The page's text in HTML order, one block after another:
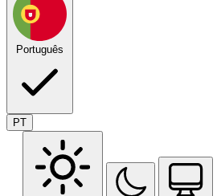
Português
PT